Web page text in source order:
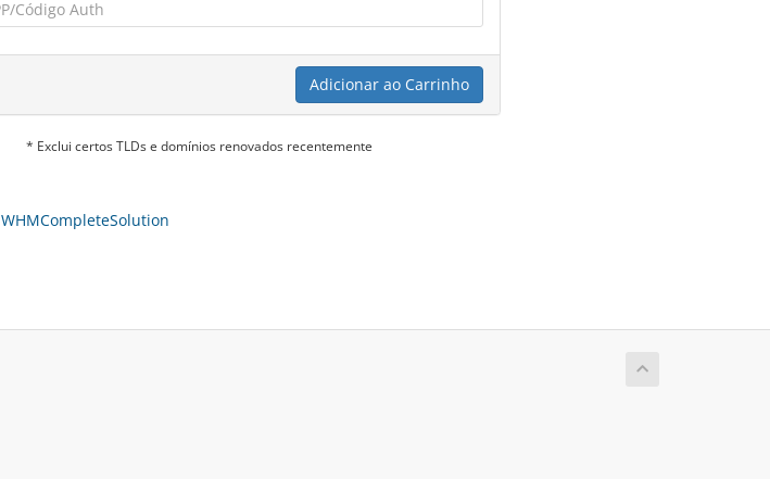
Adicionar ao Carrinho
* Exclui certos TLDs e domínios renovados recentemente
WHMCompleteSolution